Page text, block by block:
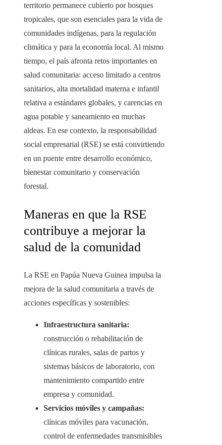
territorio permanece cubierto por bosques
tropicales, que son esenciales para la vida de
comunidades indígenas, para la regulación
climática y para la economía local. Al mismo
tiempo, el país afronta retos importantes en
salud comunitaria: acceso limitado a centros
sanitarios, alta mortalidad materna e infantil
relativa a estándares globales, y carencias en
agua potable y saneamiento en muchas
aldeas. En ese contexto, la responsabilidad
social empresarial (RSE) se está convirtiendo
en un puente entre desarrollo económico,
bienestar comunitario y conservación
forestal.
Maneras en que la RSE
contribuye a mejorar la
salud de la comunidad
La RSE en Papúa Nueva Guinea impulsa la
mejora de la salud comunitaria a través de
acciones específicas y sostenibles:
Infraestructura sanitaria:
construcción o rehabilitación de
clínicas rurales, salas de partos y
sistemas básicos de laboratorio, con
mantenimiento compartido entre
empresa y comunidad.
Servicios móviles y campañas:
clínicas móviles para vacunación,
control de enfermedades transmisibles